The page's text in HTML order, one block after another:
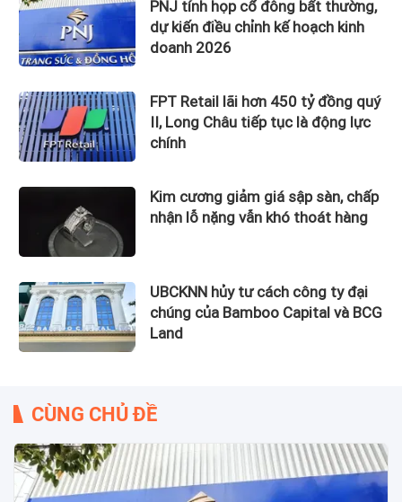
PNJ tính họp cổ đông bất thường,
dự kiến điều chỉnh kế hoạch kinh
doanh 2026
FPT Retail lãi hơn 450 tỷ đồng quý
II, Long Châu tiếp tục là động lực
chính
Kim cương giảm giá sập sàn, chấp
nhận lỗ nặng vẫn khó thoát hàng
UBCKNN hủy tư cách công ty đại
chúng của Bamboo Capital và BCG
Land
CÙNG CHỦ ĐỀ